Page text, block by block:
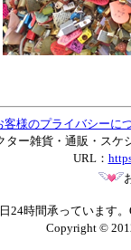
客様のプライバシーに
ター雑貨・通販・スケ
URL：
24時間承っています
Copyright ©